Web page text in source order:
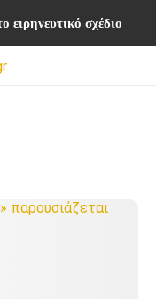
ειρηνευτικό σχέδιο